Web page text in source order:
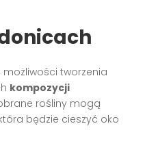
tworzenia
kompozycji
rośliny mogą
będzie cieszyć oko